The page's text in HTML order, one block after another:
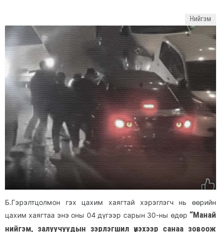
Нийгэм
Б.Гэрэлтцолмон гэх цахим хаягтай хэрэглэгч нь өөрийн
цахим хаягтаа энэ оны 04 дүгээр сарын 30-ны өдөр “Манай
нийгэм, залуучуудын зэрлэгшил үнэхээр санаа зовоож